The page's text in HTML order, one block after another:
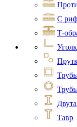
С
Т-
Тавр